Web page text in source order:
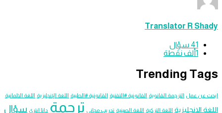
Translator R
سؤال
نقطة
Trending
عمل الترجمة القانوية القانونية #التقنية القانونية #الطبية اللغة الإنجليزية اللغة الالمانية
اللغة التركية اللغة الصينية تدريب مجاني ترجمة داتا انتري سؤال